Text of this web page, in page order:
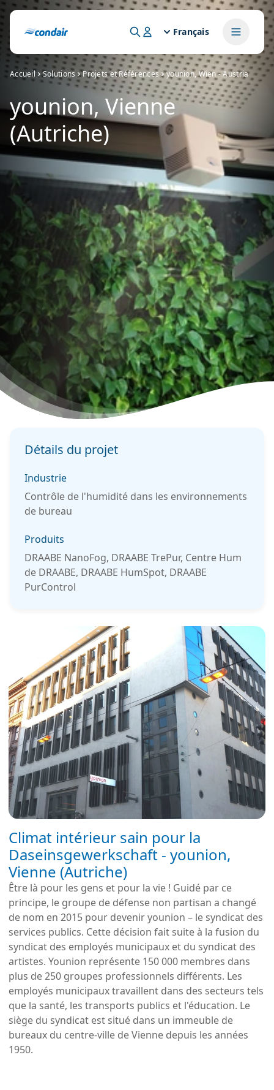
Français
Accueil Solutions Projets et Références younion, Wien - Austria
younion, Vienne
(Autriche)
Détails du projet
Industrie
Contrôle de l'humidité dans les environnements
de bureau
Produits
DRAABE NanoFog, DRAABE TrePur, Centre Hum
de DRAABE, DRAABE HumSpot, DRAABE
PurControl
Climat intérieur sain pour la
Daseinsgewerkschaft - younion,
Vienne (Autriche)
Être là pour les gens et pour la vie ! Guidé par ce
principe, le groupe de défense non partisan a changé
de nom en 2015 pour devenir younion – le syndicat des
services publics. Cette décision fait suite à la fusion du
syndicat des employés municipaux et du syndicat des
artistes. Younion représente 150 000 membres dans
plus de 250 groupes professionnels différents. Les
employés municipaux travaillent dans des secteurs tels
que la santé, les transports publics et l'éducation. Le
siège du syndicat est situé dans un immeuble de
bureaux du centre-ville de Vienne depuis les années
1950.